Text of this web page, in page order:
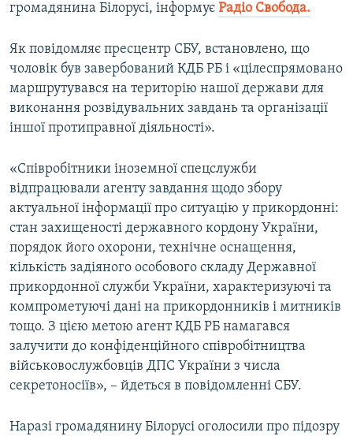
громадянина Білорусі, інформує Радіо Свобода.
Як повідомляє пресцентр СБУ, встановлено, що
чоловік був завербований КДБ РБ і «цілеспрямовано
маршрутувався на територію нашої держави для
виконання розвідувальних завдань та організації
іншої протиправної діяльності».
«Співробітники іноземної спецслужби
відпрацювали агенту завдання щодо збору
актуальної інформації про ситуацію у прикордонні:
стан захищеності державного кордону України,
порядок його охорони, технічне оснащення,
кількість задіяного особового складу Державної
прикордонної служби України, характеризуючі та
компрометуючі дані на прикордонників і митників
тощо. З цією метою агент КДБ РБ намагався
залучити до конфіденційного співробітництва
військовослужбовців ДПС України з числа
секретоносіїв», – йдеться в повідомленні СБУ.
Наразі громадянину Білорусі оголосили про підозру